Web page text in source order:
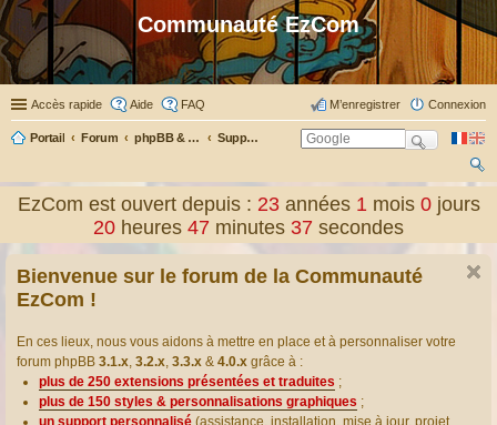
Communauté EzCom
Accès rapide Aide FAQ Connexion
M’enregistrer
Portail Forum phpBB & Co Support pour phpBB
ch
er
EzCom est ouvert depuis : 23 années1 mois0 jours
20 heures 47 minutes 37 secondes
Bienvenue sur le forum de la Communauté
EzCom !
En ces lieux, nous vous aidons à mettre en place et à personnaliser votre
forum phpBB 3.1.x, 3.2.x, 3.3.x & 4.0.x grâce à :
plus de 250 extensions présentées et traduites ;
plus de 150 styles & personnalisations graphiques ;
un support personnalisé (assistance, installation, mise à jour, projet